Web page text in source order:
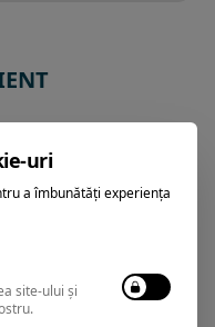
Rezervari si informatii
0374.347.708
uri
a îmbunătăți experiența
site-ului și